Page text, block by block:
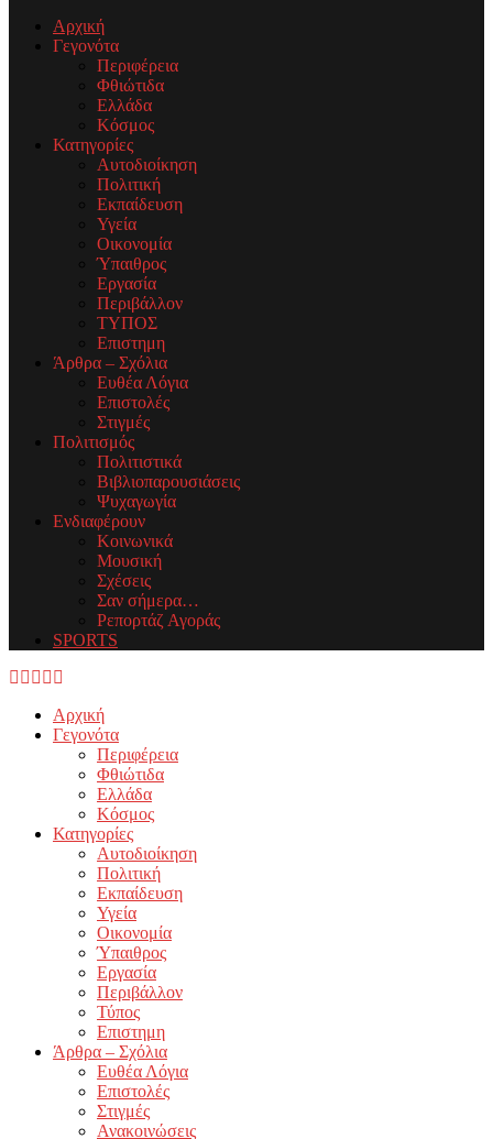
Αρχική
Γεγονότα
Περιφέρεια
Φθιώτιδα
Ελλάδα
Κόσμος
Κατηγορίες
Αυτοδιοίκηση
Πολιτική
Εκπαίδευση
Υγεία
Οικονομία
Ύπαιθρος
Εργασία
Περιβάλλον
ΤΥΠΟΣ
Επιστημη
Άρθρα – Σχόλια
Ευθέα Λόγια
Επιστολές
Στιγμές
Πολιτισμός
Πολιτιστικά
Βιβλιοπαρουσιάσεις
Ψυχαγωγία
Ενδιαφέρουν
Κοινωνικά
Μουσική
Σχέσεις
Σαν σήμερα…
Ρεπορτάζ Αγοράς
SPORTS
Facebook
Twitter
Instagram
Youtube
Αρχική
Γεγονότα
Περιφέρεια
Φθιώτιδα
Ελλάδα
Κόσμος
Κατηγορίες
Αυτοδιοίκηση
Πολιτική
Εκπαίδευση
Υγεία
Οικονομία
Ύπαιθρος
Εργασία
Περιβάλλον
Τύπος
Επιστημη
Άρθρα – Σχόλια
Ευθέα Λόγια
Επιστολές
Στιγμές
Ανακοινώσεις